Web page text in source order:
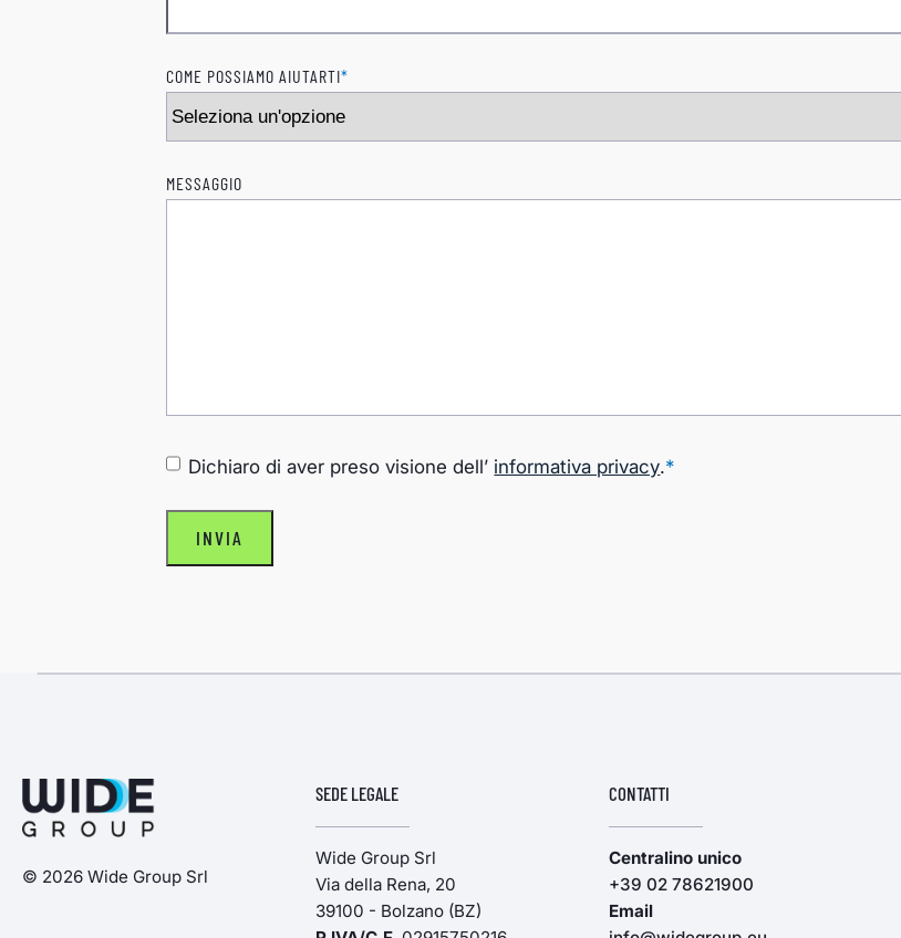
COME POSSIAMO AIUTARTI*
MESSAGGIO
CONSENSO*
Dichiaro di aver preso visione dell’ informativa privacy.*
INVIA
© 2026 Wide Group Srl
SEDE LEGALE
Wide Group Srl
Via della Rena, 20
39100 - Bolzano (BZ)
CONTATTI
Centralino unico
+39 02 78621900
Email